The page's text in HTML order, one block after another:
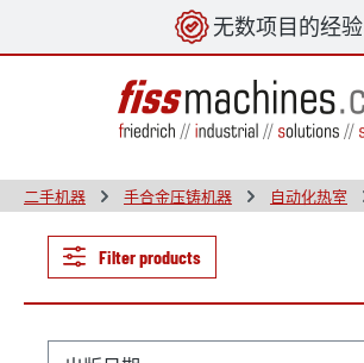
无数项目的经验
二手机器 手合金压铸机器 自动化热室
Filter products